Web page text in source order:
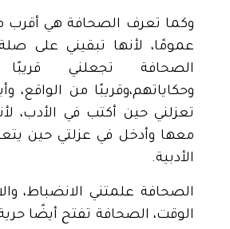
وكما تعرف الصحافة هي أقرب
عمومًا، لأنها تبقيني على صلة
الصحافة تجعلني
وحكاياتهم،وقريبًا من الواقع،
تعزلني حين أكتب في الأدب،
معها وأدخل في عزلتي حين
الأدبية.
الصحافة علمتني الانضباط،
الوقت، الصحافة تفتح أيضًا